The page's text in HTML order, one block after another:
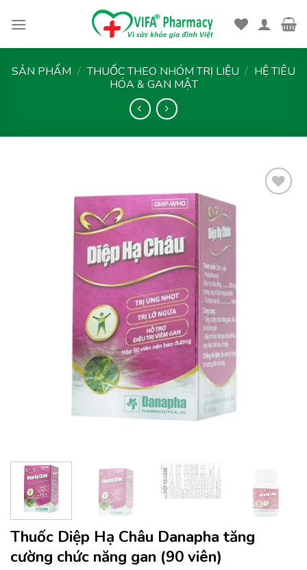
SẢN PHẨM / THUỐC THEO NHÓM TRỊ LIỆU / HỆ TIÊU
HÓA & GAN MẬT
Thuốc Diệp Hạ Châu Danapha tăng
cường chức năng gan (90 viên)